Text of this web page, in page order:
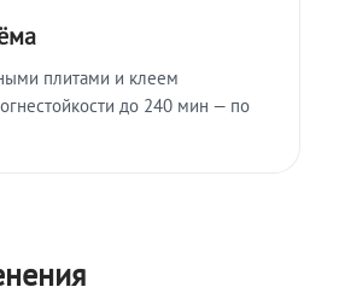
плитами и клеем
до 240 мин — по